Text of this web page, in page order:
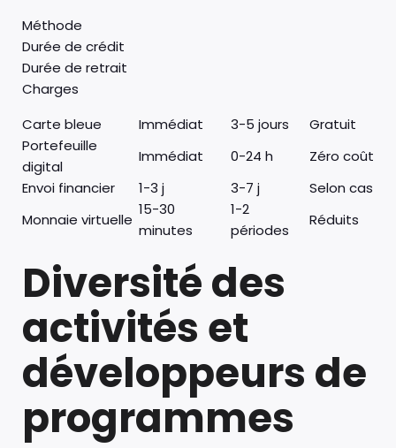
Méthode
Durée de crédit
Durée de retrait
Charges
Carte bleue
Immédiat 3-5 jours
Gratuit
Portefeuille
digital
Immédiat 0-24 h
Zéro coût
Envoi financier
1-3 j 3-7 j
Selon cas
Monnaie virtuelle
15-30
minutes
1-2
périodes
Réduits
Diversité des
activités et
développeurs de
programmes